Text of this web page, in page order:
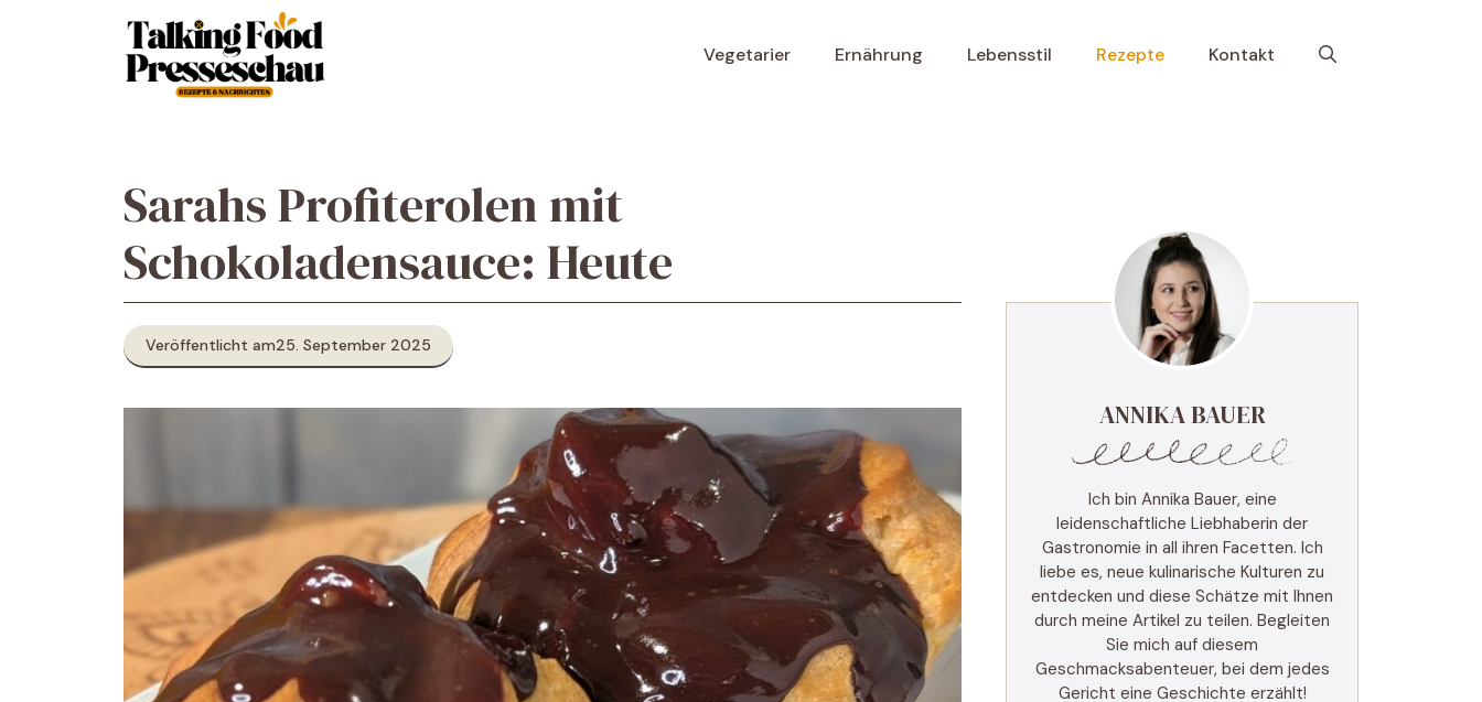
Vegetarier Ernährung Lebensstil Rezepte Kontakt
Sarahs Profiterolen mit
Schokoladensauce: Heute
Veröffentlicht am25. September 2025
ANNIKA BAUER
Ich bin Annika Bauer, eine
leidenschaftliche Liebhaberin der
Gastronomie in all ihren Facetten. Ich
liebe es, neue kulinarische Kulturen zu
entdecken und diese Schätze mit Ihnen
durch meine Artikel zu teilen. Begleiten
Sie mich auf diesem
Geschmacksabenteuer, bei dem jedes
Gericht eine Geschichte erzählt!